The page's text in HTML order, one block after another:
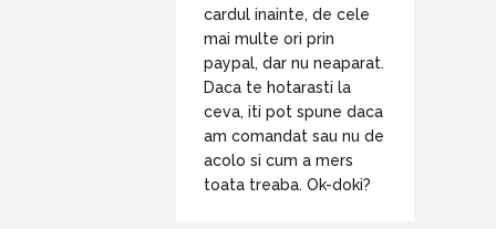
cardul inainte, de cele
mai multe ori prin
paypal, dar nu neaparat.
Daca te hotarasti la
ceva, iti pot spune daca
am comandat sau nu de
acolo si cum a mers
toata treaba. Ok-doki?